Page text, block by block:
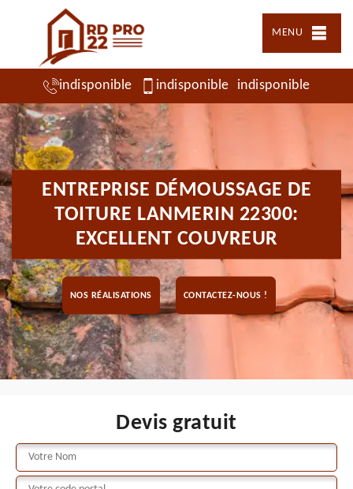
MENU
indisponible indisponible indisponible
ENTREPRISE DÉMOUSSAGE DE
TOITURE LANMERIN 22300:
EXCELLENT COUVREUR
NOS RÉALISATIONS CONTACTEZ-NOUS !
Devis gratuit